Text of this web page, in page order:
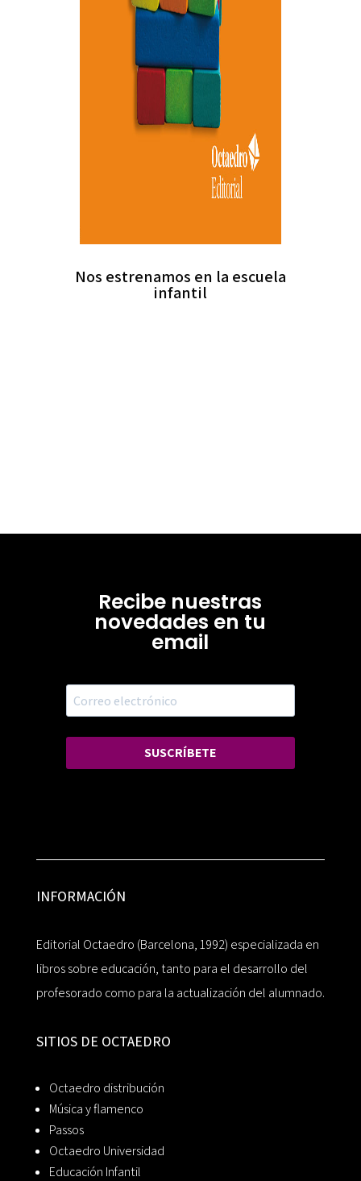
Nos estrenamos en la escuela
infantil
Recibe nuestras
novedades en tu
email
SUSCRÍBETE
INFORMACIÓN
Editorial Octaedro (Barcelona, 1992) especializada en
libros sobre educación, tanto para el desarrollo del
profesorado como para la actualización del alumnado.
SITIOS DE OCTAEDRO
Octaedro distribución
Música y flamenco
Passos
Octaedro Universidad
Educación Infantil